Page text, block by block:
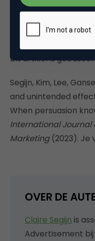
mensen in de gaten
Meer weten?
Dit artikel is
Segijn, Kim, Lee,
and unintended
When persuasion
International Journal
Marketing(2023). Je
OVER DE
Claire Segijn is
Advertisement